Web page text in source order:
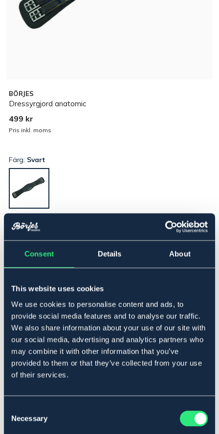
Consent Details About
This website uses cookies
We use cookies to personalise content and ads, to
provide social media features and to analyse our traffic.
We also share information about your use of our site with
our social media, advertising and analytics partners who
may combine it with other information that you’ve
provided to them or that they’ve collected from your use
of their services.
Selection
Necessary
BÖRJES
Dressyrgjord anatomic
499 kr
Pris inkl. moms
Färg: Svart
60 ▾
I lager
Produktbeskrivning
Anatomiskt utförd sadelgjord. Rostfria rullspännen och
kraftig resår i bägge ändar. Mjukt foder i skinn och D-
ring för fäste utav hjälptyglar.
Art.nr. 4248-BK-60
SVART
Material & mått